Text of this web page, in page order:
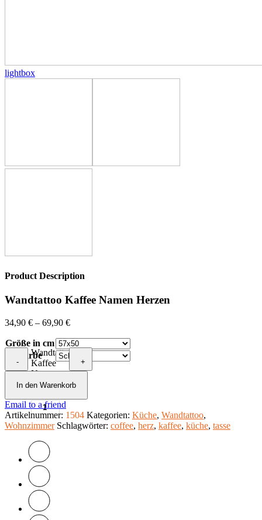
lightbox
Product Description
Wandtattoo Kaffee Namen Herzen
34,90 € – 69,90 €
Größe in cm
Farbe
-
Wandtattoo
Kaffee
Namen
Herzen
+
In den Warenkorb
Email to a friend
Artikelnummer: 1504 Kategorien: Küche, Wandtattoo,
Wohnzimmer Schlagwörter: coffee, herz, kaffee, küche, tasse